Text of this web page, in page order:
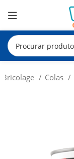
Bricolage Colas